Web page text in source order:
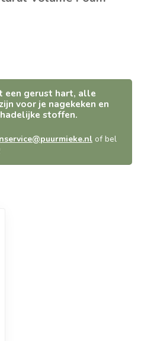
een gerust hart, alle
voor je nagekeken en
stoffen.
of bel